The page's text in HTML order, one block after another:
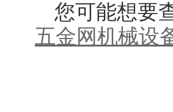
您可能想要
五金网机械设